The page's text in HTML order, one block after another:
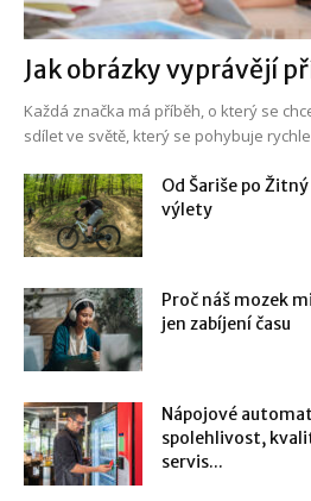
Jak obrázky vyprávějí
Každá značka má příběh, o který se
sdílet ve světě, který se pohybuje
Od Šariše po
výlety
Proč náš mozek
jen zabíjení času
Nápojové
spolehlivost,
servis...